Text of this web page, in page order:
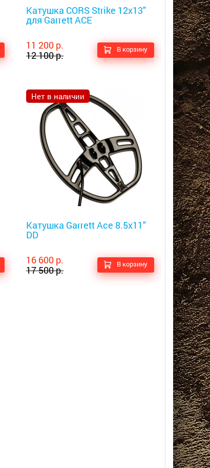
Катушка CORS Strike 12x13"
для Garrett ACE
11 200 р.
12 100 р.
В корзину
Нет в наличии
Катушка Garrett Ace 8.5x11"
DD
16 600 р.
17 500 р.
В корзину